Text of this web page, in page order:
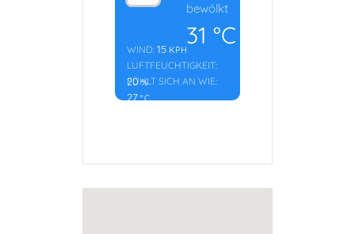
bewölkt
31 °C
WIND: 15 KPH
LUFTFEUCHTIGKEIT:
20%
FÜHLT SICH AN WIE:
27°C